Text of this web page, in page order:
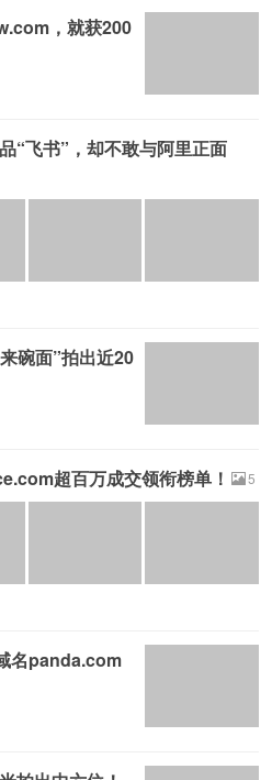
，就获200
“飞书”，却不敢与阿里正面
碗面”拍出近20
超百万成交领衔榜单！ 5
名panda.com